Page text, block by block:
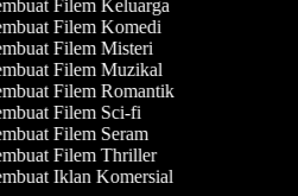
Filem Keluarga
Filem Komedi
Filem Misteri
Filem Muzikal
Filem Romantik
Filem Sci-fi
Filem Seram
Filem Thriller
Iklan Komersial